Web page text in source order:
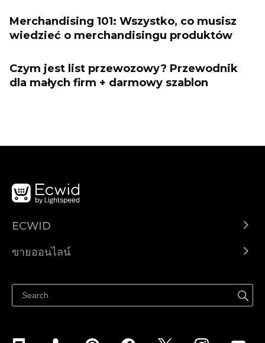
Merchandising 101: Wszystko, co musisz
wiedzieć o merchandisingu produktów
Czym jest list przewozowy? Przewodnik
dla małych firm + darmowy szablon
ECWID
ราคา
ขายออนไลน์
ขายบนเฟสบุ๊ค